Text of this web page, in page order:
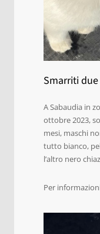
Smarriti
A Sabaudia in
ottobre 2023,
mesi, maschi
tutto bianco,
l’altro nero
Per